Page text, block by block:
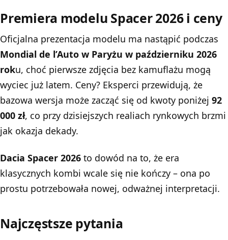
Premiera modelu Spacer 2026 i ceny
Oficjalna prezentacja modelu ma nastąpić podczas
Mondial de l’Auto w Paryżu w październiku 2026
roku, choć pierwsze zdjęcia bez kamuflażu mogą
wyciec już latem. Ceny? Eksperci przewidują, że
bazowa wersja może zacząć się od kwoty poniżej 92
000 zł, co przy dzisiejszych realiach rynkowych brzmi
jak okazja dekady.
Dacia Spacer 2026 to dowód na to, że era
klasycznych kombi wcale się nie kończy – ona po
prostu potrzebowała nowej, odważnej interpretacji.
Najczęstsze pytania